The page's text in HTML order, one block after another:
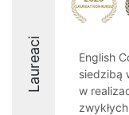
Laureaci
English
siedzibą
w